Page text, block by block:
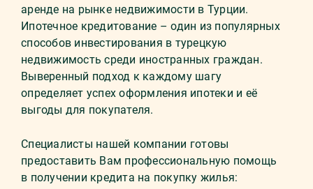
аренде на рынке недвижимости в Турции.
Ипотечное кредитование – один из популярных
способов инвестирования в турецкую
недвижимость среди иностранных граждан.
Выверенный подход к каждому шагу
определяет успех оформления ипотеки и её
выгоды для покупателя.
Специалисты нашей компании готовы
предоставить Вам профессиональную помощь
в получении кредита на покупку жилья: